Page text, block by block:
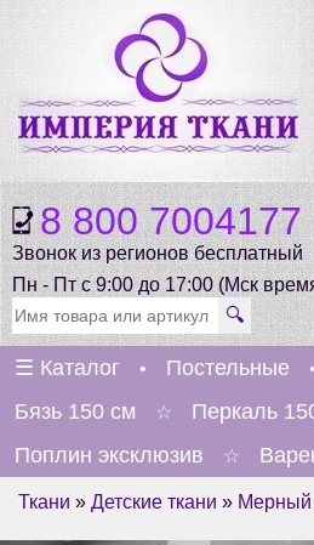
8 800 7004177
Звонок из регионов бесплатный
Пн - Пт с 9:00 до 17:00 (Мск
🔍
☰ Каталог • Постельные •
Бязь 150 см ☆ Перкаль
Поплин эксклюзив ☆
Ткани » Детские ткани » Мерный